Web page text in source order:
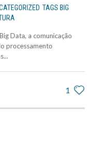
TAGS BIG
Data, a comunicação
processamento
1